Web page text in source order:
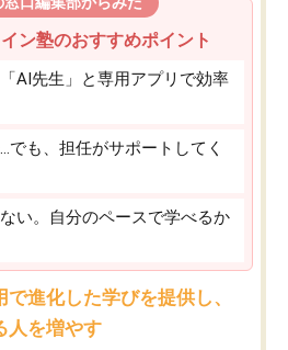
ン塾のおすすめポイント
AI先生」と専用アプリで効率
でも、担任がサポートしてく
い。自分のペースで学べるか
進化した学びを提供し、
人を増やす